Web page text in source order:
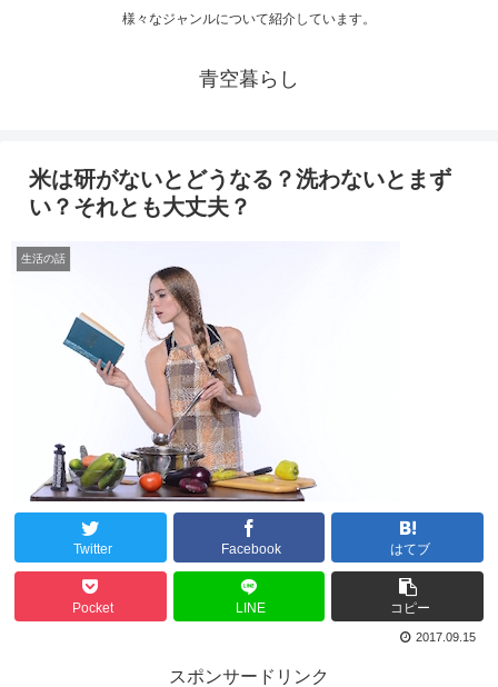
様々なジャンルについて紹介しています。
青空暮らし
米は研がないとどうなる？洗わないとまず
い？それとも大丈夫？
生活の話
Twitter Facebook はてブ
Pocket LINE コピー
2017.09.15
スポンサードリンク